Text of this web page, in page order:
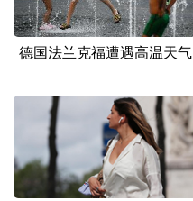
English Español
Русский язык
Deutsch Português
德国法兰克福遭遇高温天气